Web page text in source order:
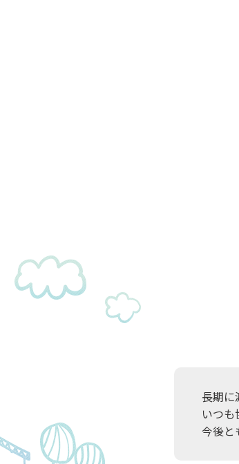
長期に
いつも
今後と